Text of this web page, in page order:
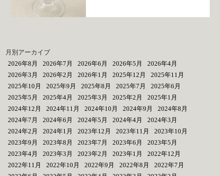
月別アーカイブ
2026年8月
2026年7月 2026年6月 2026年5月
2026年4月
2026年3月
2026年2月 2026年1月 2025年12月
2025年11月
2025年10月
2025年9月 2025年8月 2025年7月
2025年6月
2025年5月
2025年4月 2025年3月 2025年2月
2025年1月
2024年12月
2024年11月 2024年10月 2024年9月
2024年8月
2024年7月
2024年6月 2024年5月 2024年4月
2024年3月
2024年2月
2024年1月 2023年12月 2023年11月
2023年10月
2023年9月
2023年8月 2023年7月 2023年6月
2023年5月
2023年4月
2023年3月 2023年2月 2023年1月
2022年12月
2022年11月
2022年10月 2022年9月 2022年8月
2022年7月